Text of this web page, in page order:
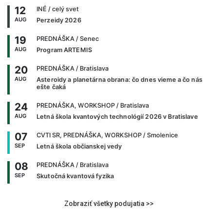
12
AUG
INÉ / celý svet
Perzeidy 2026
19
AUG
PREDNÁŠKA / Senec
Program ARTEMIS
20
AUG
PREDNÁŠKA / Bratislava
Asteroidy a planetárna obrana: čo dnes vieme a čo nás
ešte čaká
24
AUG
PREDNÁŠKA, WORKSHOP / Bratislava
Letná škola kvantových technológií 2026 v Bratislave
07
SEP
CVTI SR, PREDNÁŠKA, WORKSHOP / Smolenice
Letná škola občianskej vedy
08
SEP
PREDNÁŠKA / Bratislava
Skutočná kvantová fyzika
Zobraziť všetky podujatia >>